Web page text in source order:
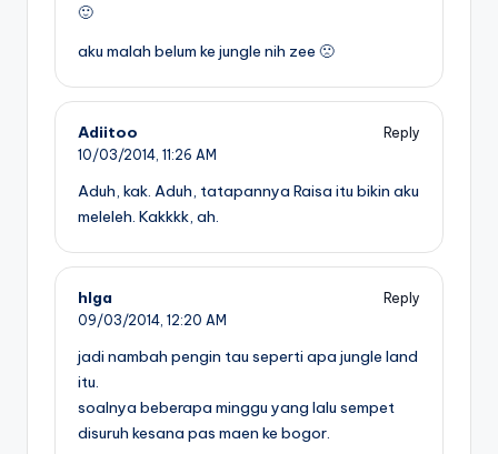
🙂
aku malah belum ke jungle nih zee 🙁
Adiitoo
Reply
10/03/2014, 11:26 AM
Aduh, kak. Aduh, tatapannya Raisa itu bikin aku
meleleh. Kakkkk, ah.
hlga
Reply
09/03/2014, 12:20 AM
jadi nambah pengin tau seperti apa jungle land
itu.
soalnya beberapa minggu yang lalu sempet
disuruh kesana pas maen ke bogor.